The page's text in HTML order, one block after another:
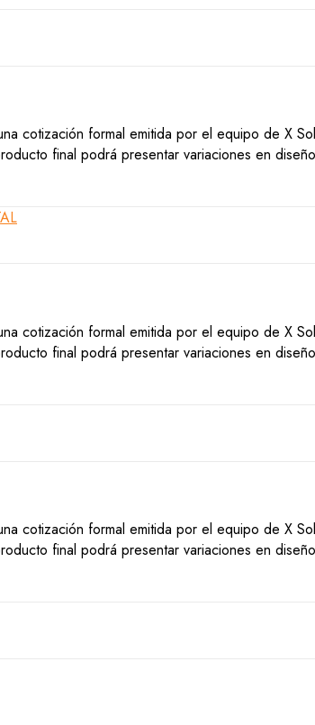
cotización formal emitida por el equipo de X
final podrá presentar variaciones en
cotización formal emitida por el equipo de X
final podrá presentar variaciones en
cotización formal emitida por el equipo de X
final podrá presentar variaciones en